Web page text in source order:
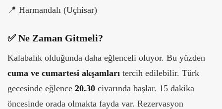
📍 Harmandalı (Uçhisar)
✅ Ne Zaman Gitmeli?
Kalabalık olduğunda daha eğlenceli oluyor. Bu yüzden
cuma ve cumartesi akşamları tercih edilebilir. Türk
gecesinde eğlence 20.30 civarında başlar. 15 dakika
öncesinde orada olmakta fayda var. Rezervasyon